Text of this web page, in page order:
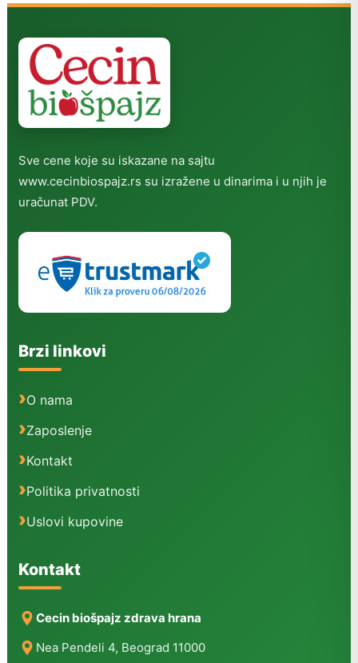
Sve cene koje su iskazane na sajtu
www.cecinbiospajz.rs su izražene u dinarima i u njih je
uračunat PDV.
Brzi linkovi
O nama
Zaposlenje
Kontakt
Politika privatnosti
Uslovi kupovine
Kontakt
Cecin biošpajz zdrava hrana
Nea Pendeli 4, Beograd 11000